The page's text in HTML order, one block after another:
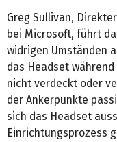
Greg Sullivan,
bei Microsoft, führt
widrigen Umständen
das Headset
nicht verdeckt oder
der Ankerpunkte
sich das Headset
Einrichtungsprozess